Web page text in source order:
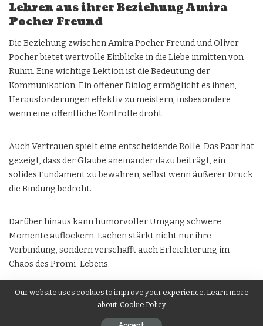
Lehren aus ihrer Beziehung Amira
Pocher Freund
Die Beziehung zwischen Amira Pocher Freund und Oliver
Pocher bietet wertvolle Einblicke in die Liebe inmitten von
Ruhm. Eine wichtige Lektion ist die Bedeutung der
Kommunikation. Ein offener Dialog ermöglicht es ihnen,
Herausforderungen effektiv zu meistern, insbesondere
wenn eine öffentliche Kontrolle droht.
Auch Vertrauen spielt eine entscheidende Rolle. Das Paar hat
gezeigt, dass der Glaube aneinander dazu beiträgt, ein
solides Fundament zu bewahren, selbst wenn äußerer Druck
die Bindung bedroht.
Darüber hinaus kann humorvoller Umgang schwere
Momente auflockern. Lachen stärkt nicht nur ihre
Verbindung, sondern verschafft auch Erleichterung im
Chaos des Promi-Lebens.
Die Priorisierung von Qualitätszeit wird unerlässlich.
Inmitten voller Terminkalender und Medienverpflichtungen
Our website uses cookies to improve your experience. Learn more
about: Cookie Policy